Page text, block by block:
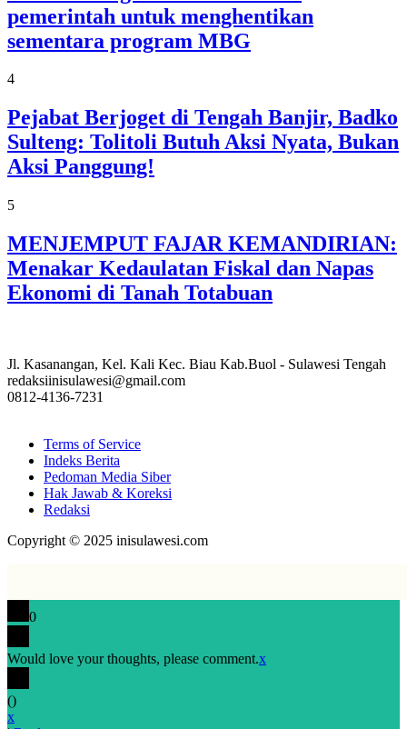
pemerintah untuk menghentikan
sementara program MBG
4
Pejabat Berjoget di Tengah Banjir, Badko
Sulteng: Tolitoli Butuh Aksi Nyata, Bukan
Aksi Panggung!
5
MENJEMPUT FAJAR KEMANDIRIAN:
Menakar Kedaulatan Fiskal dan Napas
Ekonomi di Tanah Totabuan
Jl. Kasanangan, Kel. Kali Kec. Biau Kab.Buol - Sulawesi Tengah
redaksiinisulawesi@gmail.com
0812-4136-7231
Terms of Service
Indeks Berita
Pedoman Media Siber
Hak Jawab & Koreksi
Redaksi
Copyright © 2025 inisulawesi.com
0
Would love your thoughts, please comment.x
()
x